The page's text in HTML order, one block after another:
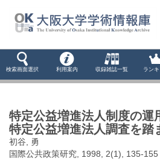
検索画面選択 利用案内 収録雑誌一覧 ラン
特定公益増進法人制度の運
特定公益増進法人調査を踏
初谷, 勇
国際公共政策研究, 1998, 2(1), 135-155